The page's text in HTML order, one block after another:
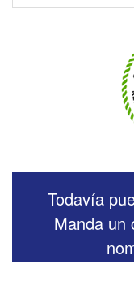
Todavía
Manda un